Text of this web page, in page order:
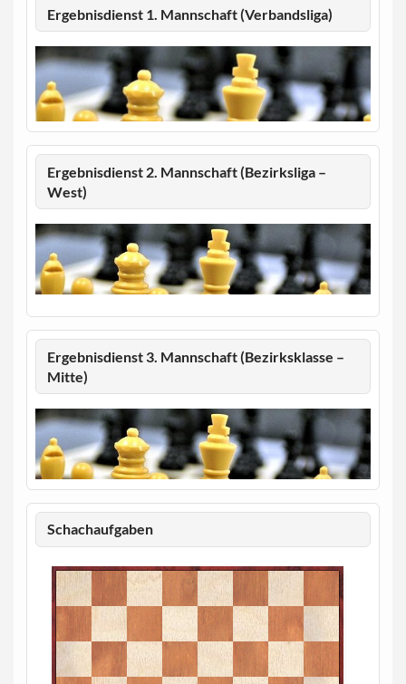
Ergebnisdienst 1. Mannschaft (Verbandsliga)
Ergebnisdienst 2. Mannschaft (Bezirksliga –
West)
Ergebnisdienst 3. Mannschaft (Bezirksklasse –
Mitte)
Schachaufgaben